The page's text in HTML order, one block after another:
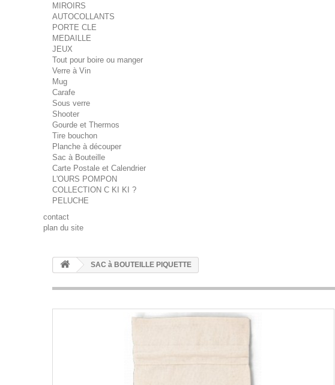
MIROIRS
AUTOCOLLANTS
PORTE CLE
MEDAILLE
JEUX
Tout pour boire ou manger
Verre à Vin
Mug
Carafe
Sous verre
Shooter
Gourde et Thermos
Tire bouchon
Planche à découper
Sac à Bouteille
Carte Postale et Calendrier
L'OURS POMPON
COLLECTION C KI KI ?
PELUCHE
contact
plan du site
SAC à BOUTEILLE PIQUETTE